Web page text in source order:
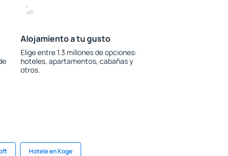
Alojamiento a tu gusto
Elige entre 1.3 millones de opciones:
hoteles, apartamentos, cabañas y
otros.
Hotele en Koge